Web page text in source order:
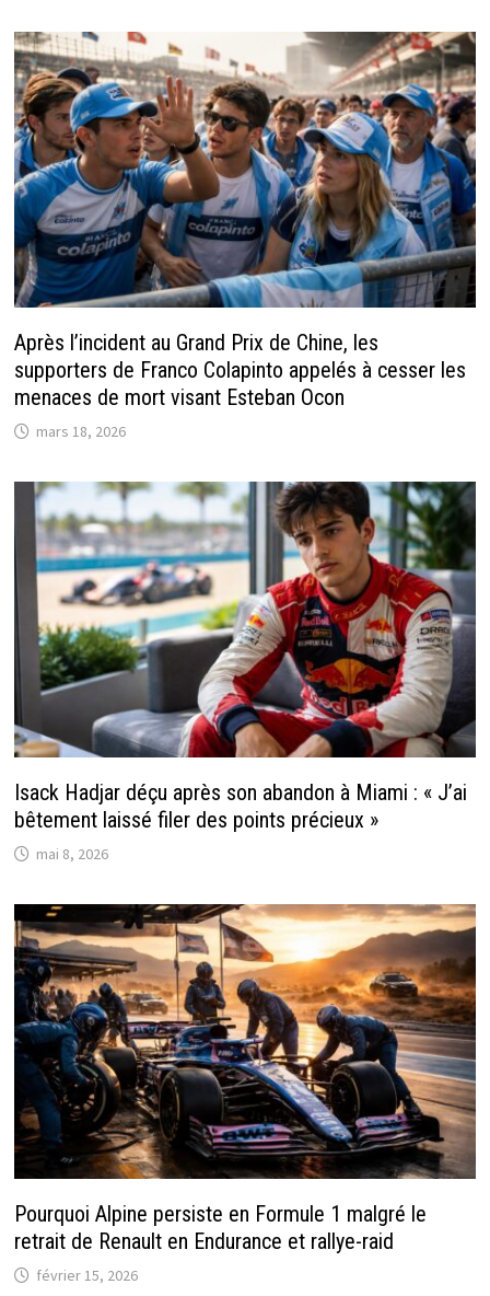
Après l’incident au Grand Prix de Chine, les
supporters de Franco Colapinto appelés à cesser les
menaces de mort visant Esteban Ocon
mars 18, 2026
Isack Hadjar déçu après son abandon à Miami : « J’ai
bêtement laissé filer des points précieux »
mai 8, 2026
Pourquoi Alpine persiste en Formule 1 malgré le
retrait de Renault en Endurance et rallye-raid
février 15, 2026